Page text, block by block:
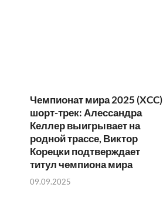
Чемпионат мира 2025 (XCC)
шорт-трек: Алессандра
Келлер выигрывает на
родной трассе, Виктор
Корецки подтверждает
титул чемпиона мира
09.09.2025